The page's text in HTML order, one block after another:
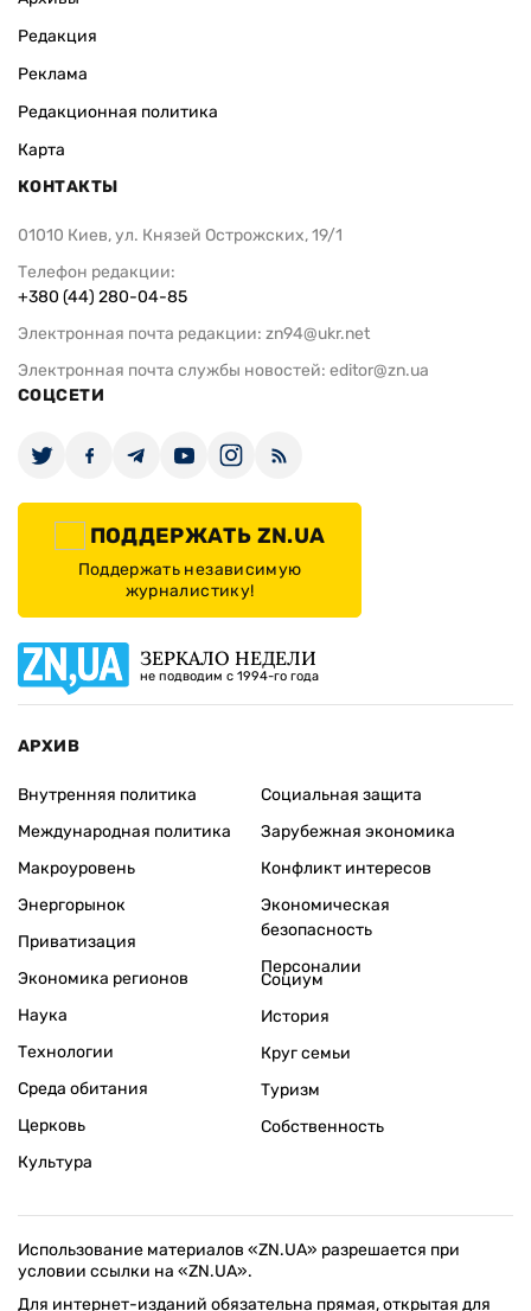
Редакция
Реклама
Редакционная политика
Карта
КОНТАКТЫ
01010 Киев, ул. Князей Острожских, 19/1
Телефон редакции:
+380 (44) 280-04-85
Электронная почта редакции: zn94@ukr.net
Электронная почта службы новостей: editor@zn.ua
СОЦСЕТИ
ПОДДЕРЖАТЬ ZN.UA
Поддержать независимую
журналистику!
ЗЕРКАЛО НЕДЕЛИ
не подводим с 1994-го года
АРХИВ
Внутренняя политика
Международная политика
Макроуровень
Энергорынок
Приватизация
Экономика регионов
Социальная защита
Зарубежная экономика
Конфликт интересов
Экономическая
безопасность
Персоналии
Наука
Технологии
Среда обитания
Церковь
Культура
Социум
История
Круг семьи
Туризм
Собственность
Использование материалов «ZN.UA» разрешается при
условии ссылки на «ZN.UA».
Для интернет-изданий обязательна прямая, открытая для